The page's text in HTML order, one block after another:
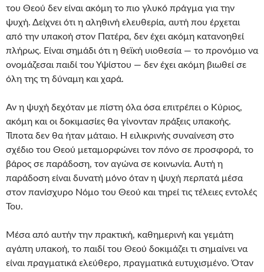
του Θεού δεν είναι ακόμη το πιο γλυκό πράγμα για την
ψυχή. Δείχνει ότι η αληθινή ελευθερία, αυτή που έρχεται
από την υπακοή στον Πατέρα, δεν έχει ακόμη κατανοηθεί
πλήρως. Είναι σημάδι ότι η θεϊκή υιοθεσία — το προνόμιο να
ονομάζεσαι παιδί του Υψίστου — δεν έχει ακόμη βιωθεί σε
όλη της τη δύναμη και χαρά.
Αν η ψυχή δεχόταν με πίστη όλα όσα επιτρέπει ο Κύριος,
ακόμη και οι δοκιμασίες θα γίνονταν πράξεις υπακοής.
Τίποτα δεν θα ήταν μάταιο. Η ειλικρινής συναίνεση στο
σχέδιο του Θεού μεταμορφώνει τον πόνο σε προσφορά, το
βάρος σε παράδοση, τον αγώνα σε κοινωνία. Αυτή η
παράδοση είναι δυνατή μόνο όταν η ψυχή περπατά μέσα
στον πανίσχυρο Νόμο του Θεού και τηρεί τις τέλειες εντολές
Του.
Μέσα από αυτήν την πρακτική, καθημερινή και γεμάτη
αγάπη υπακοή, το παιδί του Θεού δοκιμάζει τι σημαίνει να
είναι πραγματικά ελεύθερο, πραγματικά ευτυχισμένο. Όταν